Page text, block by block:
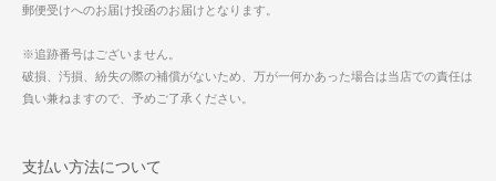
郵便受けへのお届け投函のお届けとなります。
※追跡番号はございません。
破損、汚損、紛失の際の補償がないため、万が一何かあった場合は当店での責任は
負い兼ねますので、予めご了承ください。
支払い方法について